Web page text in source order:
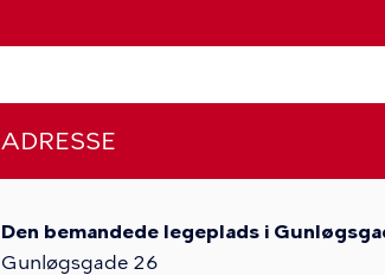
ADRESSE
Den bemandede legeplads i
Gunløgsgade 26